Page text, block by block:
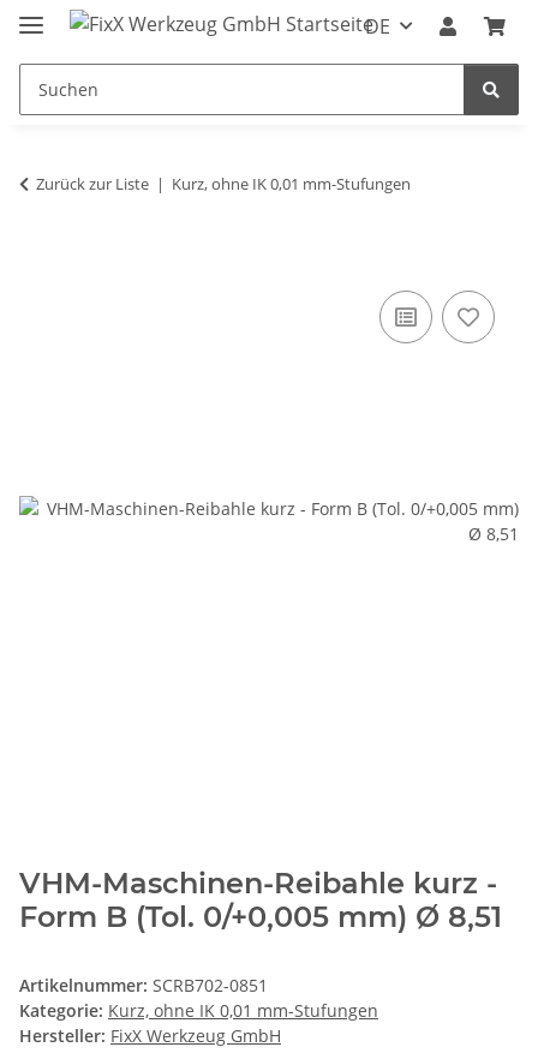
DE
Zurück zur Liste Kurz, ohne IK 0,01 mm-Stufungen
VHM-Maschinen-Reibahle kurz -
Form B (Tol. 0/+0,005 mm) Ø 8,51
Artikelnummer: SCRB702-0851
Kategorie: Kurz, ohne IK 0,01 mm-Stufungen
Hersteller: FixX Werkzeug GmbH